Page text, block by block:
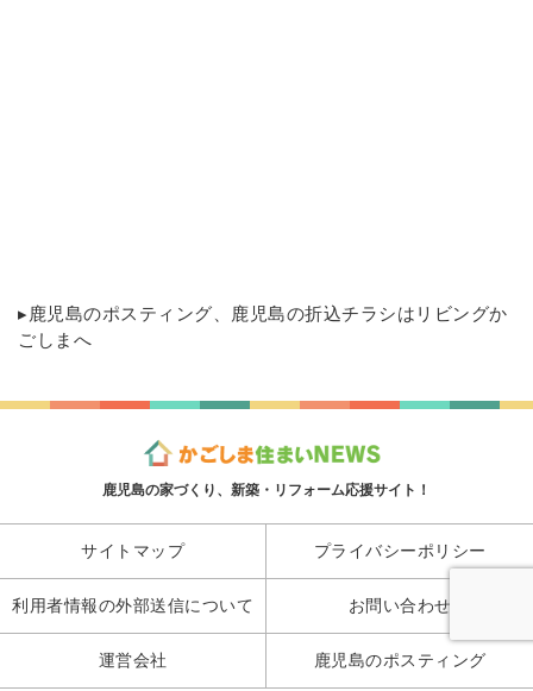
▸ 鹿児島のポスティング 、鹿児島の折込チラシはリビングか
ごしまへ
鹿児島の家づくり、新築・リフォーム応援サイト！
サイトマップ プライバシーポリシー
利用者情報の外部送信について お問い合わせ
運営会社 鹿児島のポスティング